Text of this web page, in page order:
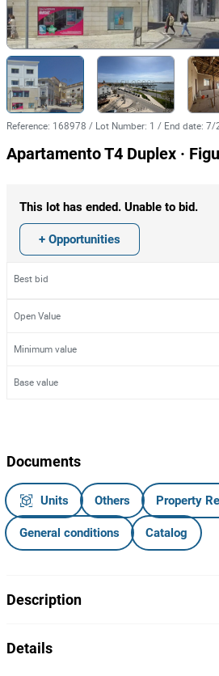
Reference: 168978 / Lot Number: 1 / End date: 7/
Apartamento T4 Duplex ·
This lot has ended. Unable to bid.
+ Opportunities
Best bid
Open Value
Minimum value
Base value
Documents
Units Others Property
General conditions Catalog
Description
utilização mista, localizado no 3.º andar
Details